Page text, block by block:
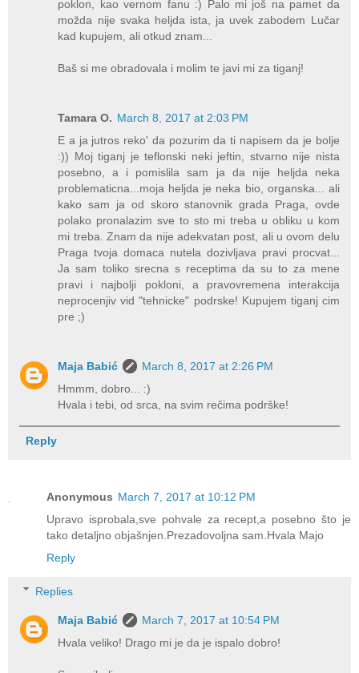
poklon, kao vernom fanu :) Palo mi još na pamet da
možda nije svaka heljda ista, ja uvek zabodem Lučar
kad kupujem, ali otkud znam...
Baš si me obradovala i molim te javi mi za tiganj!
Tamara O. March 8, 2017 at 2:03 PM
E a ja jutros reko' da pozurim da ti napisem da je bolje
:)) Moj tiganj je teflonski neki jeftin, stvarno nije nista
posebno, a i pomislila sam ja da nije heljda neka
problematicna...moja heljda je neka bio, organska... ali
kako sam ja od skoro stanovnik grada Praga, ovde
polako pronalazim sve to sto mi treba u obliku u kom
mi treba. Znam da nije adekvatan post, ali u ovom delu
Praga tvoja domaca nutela dozivljava pravi procvat...
Ja sam toliko srecna s receptima da su to za mene
pravi i najbolji pokloni, a pravovremena interakcija
neprocenjiv vid "tehnicke" podrske! Kupujem tiganj cim
pre ;)
Maja Babić
March 8, 2017 at 2:26 PM
Hmmm, dobro... :)
Hvala i tebi, od srca, na svim rečima podrške!
Reply
Anonymous March 7, 2017 at 10:12 PM
Upravo isprobala,sve pohvale za recept,a posebno što je
tako detaljno objašnjen.Prezadovoljna sam.Hvala Majo
Reply
Replies
Maja Babić
March 7, 2017 at 10:54 PM
Hvala veliko! Drago mi je da je ispalo dobro!